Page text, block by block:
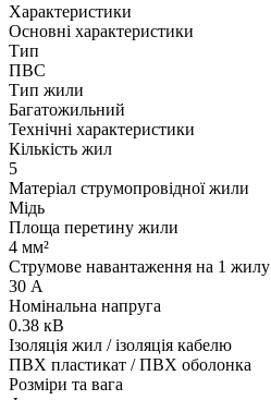
Характеристики
Основні характеристики
Тип
ПВС
Тип жили
Багатожильний
Технічні характеристики
Кількість жил
5
Матеріал струмопровідної жили
Мідь
Площа перетину жили
4 мм²
Струмове навантаження на 1 жилу
30 А
Номінальна напруга
0.38 кВ
Ізоляція жил / ізоляція кабелю
ПВХ пластикат / ПВХ оболонка
Розміри та вага